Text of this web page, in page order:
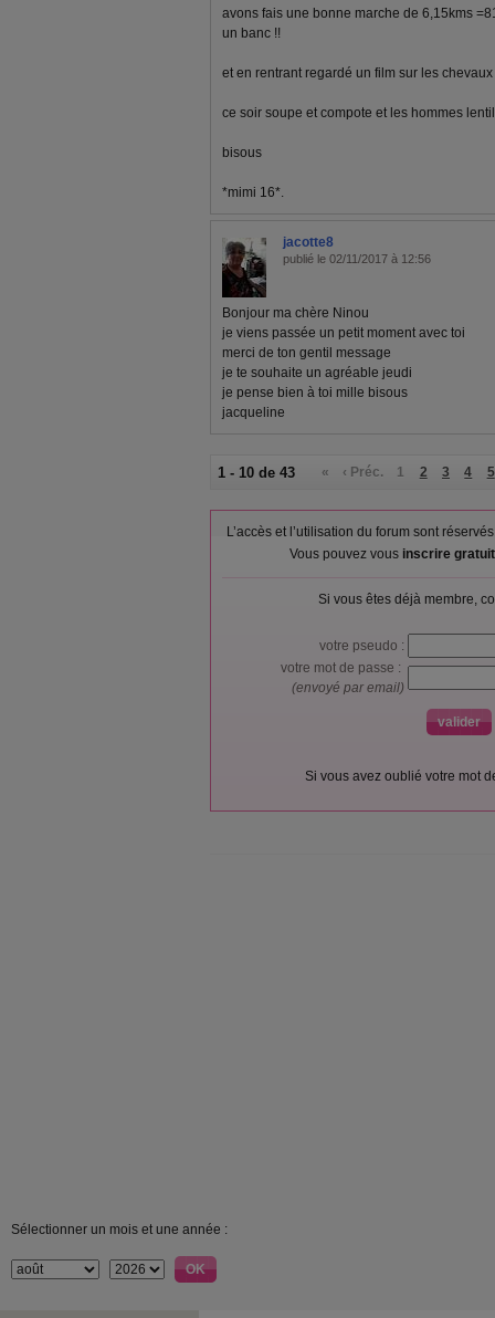
avons fais une bonne marche de 6,15kms
un banc !!
et en rentrant regardé un film sur les chevaux
ce soir soupe et compote et les hommes
bisous
*mimi 16*.
jacotte8
publié le 02/11/2017 à 12:56
Bonjour ma chère Ninou
je viens passée un petit moment avec toi
merci de ton gentil message
je te souhaite un agréable jeudi
je pense bien à toi mille bisous
jacqueline
1 - 10 de 43 « ‹ Préc. 1 2 3 4 5
L’accès et l’utilisation du forum sont
Vous pouvez vous inscrire
Si vous êtes déjà membre,
votre pseudo :
votre mot de passe :
(envoyé par email)
Si vous avez oublié votre mot
Sélectionner un mois et une année :